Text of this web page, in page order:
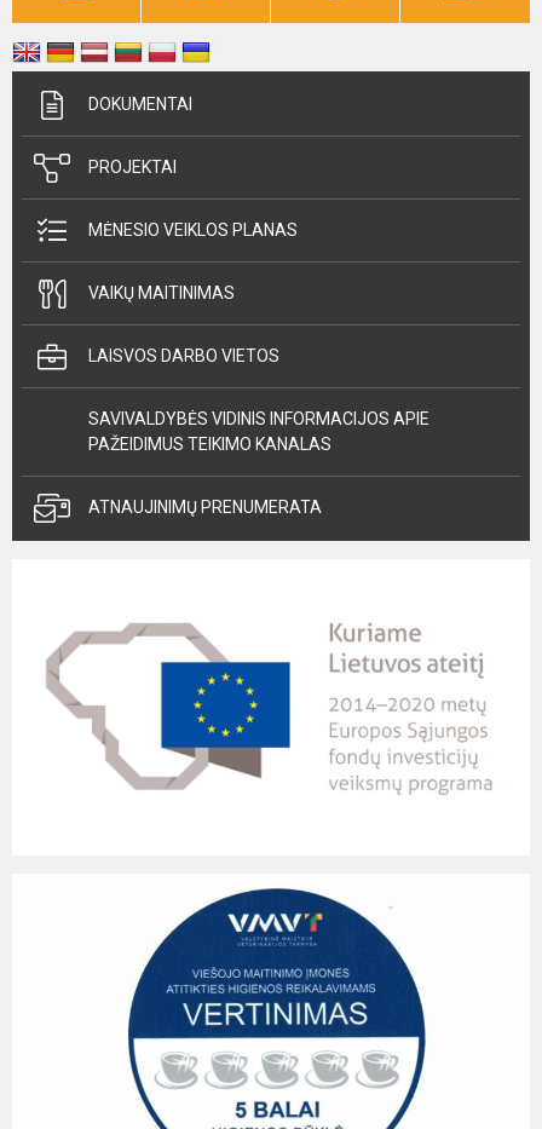
DOKUMENTAI
PROJEKTAI
MĖNESIO VEIKLOS PLANAS
VAIKŲ MAITINIMAS
LAISVOS DARBO VIETOS
SAVIVALDYBĖS VIDINIS INFORMACIJOS APIE
PAŽEIDIMUS TEIKIMO KANALAS
ATNAUJINIMŲ PRENUMERATA